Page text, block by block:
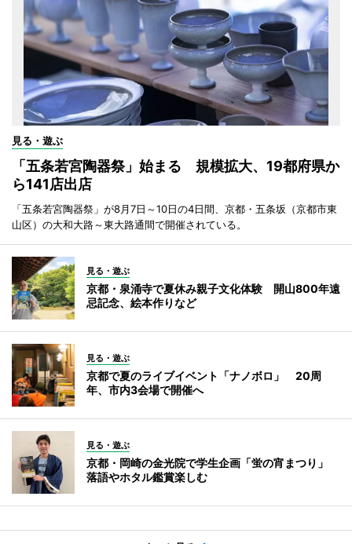
見る・遊ぶ
「五条若宮陶器祭」始まる 規模拡大、19都府県か
ら141店出店
「五条若宮陶器祭」が8月7日～10日の4日間、京都・五条坂（京都市東
山区）の大和大路～東大路通間で開催されている。
見る・遊ぶ
京都・泉涌寺で夏休み親子文化体験 開山800年遠
忌記念、絵本作りなど
見る・遊ぶ
京都で夏のライブイベント「ナノボロ」 20周
年、市内3会場で開催へ
見る・遊ぶ
京都・岡崎の金光院で学生企画「蛍の宵まつり」
落語やホタル鑑賞楽しむ